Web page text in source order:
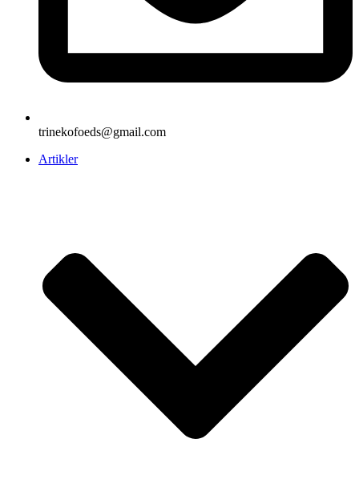
trinekofoeds@gmail.com
Artikler